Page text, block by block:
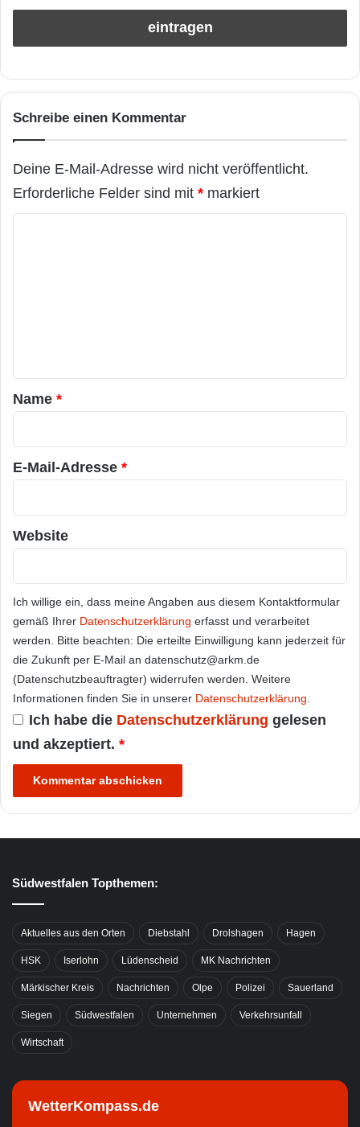
Schreibe einen Kommentar
Deine E-Mail-Adresse wird nicht veröffentlicht.
Erforderliche Felder sind mit * markiert
a
r
*
Name *
E-Mail-Adresse *
Website
Ich willige ein, dass meine Angaben aus diesem Kontaktformular
gemäß Ihrer Datenschutzerklärung erfasst und verarbeitet
werden. Bitte beachten: Die erteilte Einwilligung kann jederzeit für
die Zukunft per E-Mail an datenschutz@arkm.de
(Datenschutzbeauftragter) widerrufen werden. Weitere
Informationen finden Sie in unserer Datenschutzerklärung
Ich habe die Datenschutzerklärung gelesen
und akzeptiert. *
Südwestfalen Topthemen:
Aktuelles aus den Orten Diebstahl Drolshagen Hagen
HSK Iserlohn Lüdenscheid MK Nachrichten
Märkischer Kreis Nachrichten Olpe Polizei Sauerland
Siegen Südwestfalen Unternehmen Verkehrsunfall
Wirtschaft
WetterKompass.de